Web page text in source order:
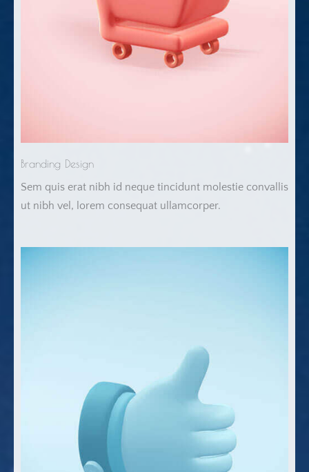
Branding Design
Sem quis erat nibh id neque tincidunt molestie convallis
ut nibh vel, lorem consequat ullamcorper.